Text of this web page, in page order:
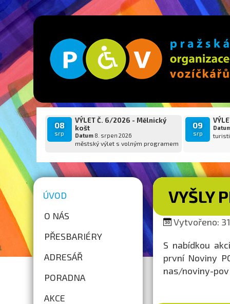
08
srp
VÝLET Č. 6/2026 - Mělnický
košt
Datum8. srpen 2026
městský výlet s volným programem
09
srp
ÚVOD
O NÁS
PŘESBARIÉRY
ADRESÁŘ
PORADNA
AKCE
VYŠLY
Vytvořeno:
S nabídkou
první Noviny
nas/noviny-pov